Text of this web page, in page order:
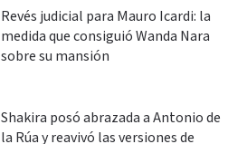
Revés judicial para Mauro Icardi: la
medida que consiguió Wanda Nara
sobre su mansión
Shakira posó abrazada a Antonio de
la Rúa y reavivó las versiones de